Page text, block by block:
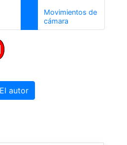
Movimientos de
cámaraSiguiente
autor